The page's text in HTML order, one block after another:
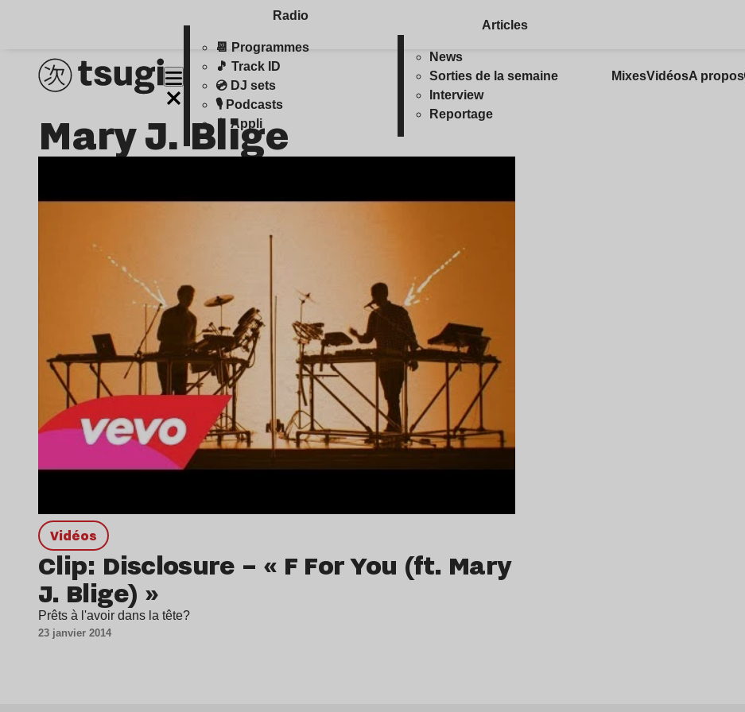
Radio
📆 Programmes
🎵 Track ID
💿 DJ sets
🎙️ Podcasts
📱 Appli
Articles
News
Sorties de la semaine
Interview
Reportage
MixesVidéosA propos
Mary J. Blige
Vidéos
Clip: Disclosure – « F For You (ft. Mary
J. Blige) »
Prêts à l'avoir dans la tête?
23 janvier 2014